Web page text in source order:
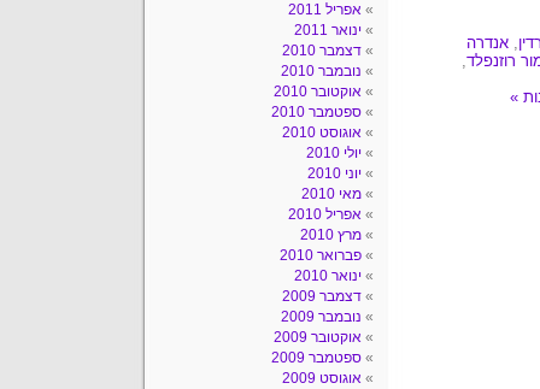
, אנדרה
רוזנפלד,
אפריל 2011
ינואר 2011
דצמבר 2010
נובמבר 2010
אוקטובר 2010
ספטמבר 2010
אוגוסט 2010
יולי 2010
יוני 2010
מאי 2010
אפריל 2010
מרץ 2010
פברואר 2010
ינואר 2010
דצמבר 2009
נובמבר 2009
אוקטובר 2009
ספטמבר 2009
אוגוסט 2009